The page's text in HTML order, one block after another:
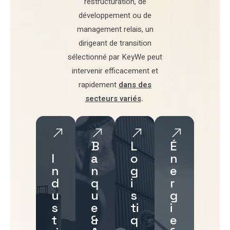
développementou de
management relais, un
dirigeant de transition
sélectionné par KeyWe peut
intervenir efficacement et
rapidement dans des
secteurs variés.
I
n
d
u
s
t
B
a
n
q
u
e
&
L
o
g
i
s
ti
q
É
n
e
r
g
i
e